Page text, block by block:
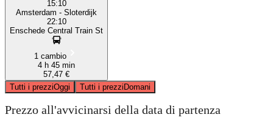
15:10
Amsterdam - Sloterdijk
22:10
Enschede Central Train St
1 cambio
4 h 45 min
57,47 €
Tutti i prezziOggi Tutti i prezziDomani
Prezzo all'avvicinarsi della data di partenza